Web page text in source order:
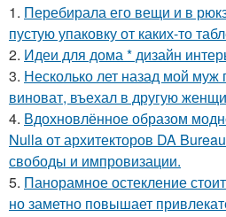
1. Перебирала его вещи и в
пустую упаковку от каких-то
2. Идеи для дома * дизайн
3. Несколько лет назад мой
виноват, въехал в другую
4. Вдохновлённое образом
Nulla от архитекторов DA
свободы и импровизации.
5. Панорамное остекление
но заметно повышает